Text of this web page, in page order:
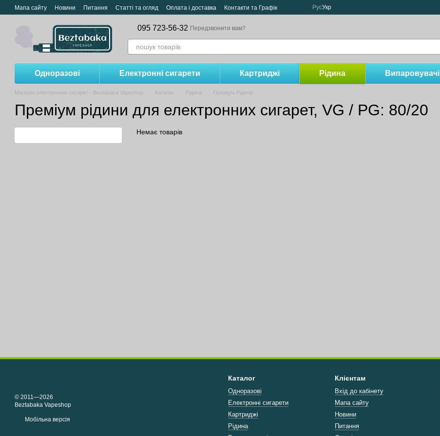
Перейти до основного контенту
Мапа сайту Новини Питання Статті та огляд Оплата і доставка Контакти та Графік РусУкр
095 723-56-32 Передзвонити вам?
Одноразові Електронні сигарети Картриджі Рідина Випаровувачі
Магазин електронних сигарет - Beztabaka Vapeshop Каталог Рідина Преміум Рідина
Преміум рідини для електронних сигарет, VG / PG: 80/20
Немає товарів
© 2011—2026
Beztabaka Vapeshop
Мобільна версія
Каталог
Одноразові
Електронні сигарети
Картриджі
Рідина
Клієнтам
Вхід до кабінету
Мапа сайту
Новини
Питання